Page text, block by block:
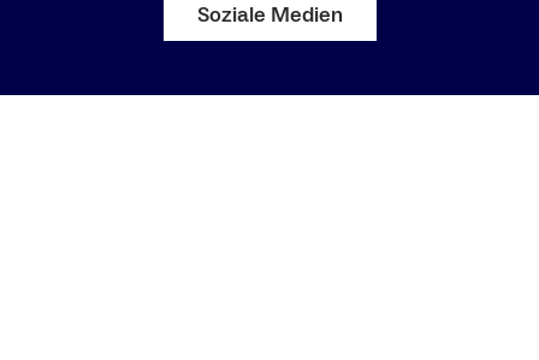
Soziale Medien